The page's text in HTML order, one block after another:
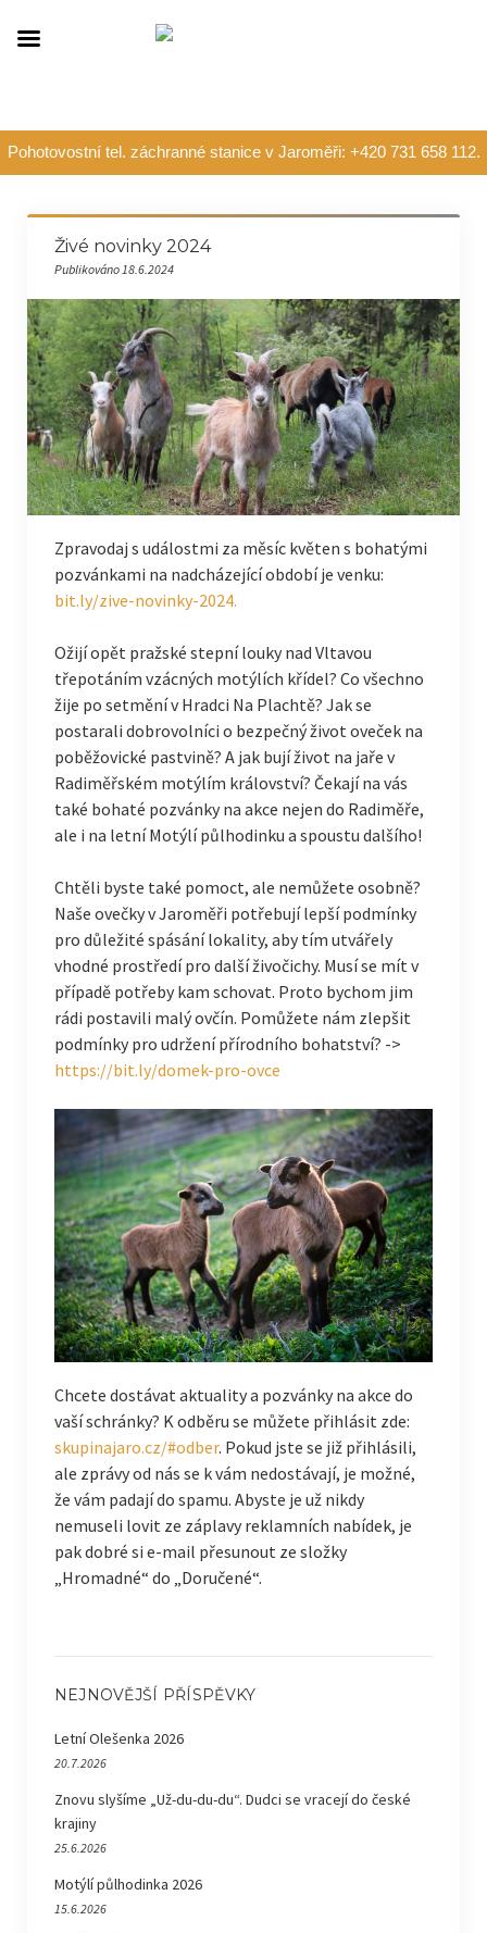
Pohotovostní tel. záchranné stanice v Jaroměři: +420 731 658 112.
Živé novinky 2024
Publikováno 18.6.2024
Zpravodaj s událostmi za měsíc květen s bohatými
pozvánkami na nadcházející období je venku:
bit.ly/zive-novinky-2024.
Ožijí opět pražské stepní louky nad Vltavou
třepotáním vzácných motýlích křídel? Co všechno
žije po setmění v Hradci Na Plachtě? Jak se
postarali dobrovolníci o bezpečný život oveček na
poběžovické pastvině? A jak bují život na jaře v
Radiměřském motýlím království? Čekají na vás
také bohaté pozvánky na akce nejen do Radiměře,
ale i na letní Motýlí půlhodinku a spoustu dalšího!
Chtěli byste také pomoct, ale nemůžete osobně?
Naše ovečky v Jaroměři potřebují lepší podmínky
pro důležité spásání lokality, aby tím utvářely
vhodné prostředí pro další živočichy. Musí se mít v
případě potřeby kam schovat. Proto bychom jim
rádi postavili malý ovčín. Pomůžete nám zlepšit
podmínky pro udržení přírodního bohatství? ->
https://bit.ly/domek-pro-ovce
Chcete dostávat aktuality a pozvánky na akce do
vaší schránky? K odběru se můžete přihlásit zde:
skupinajaro.cz/#odber. Pokud jste se již přihlásili,
ale zprávy od nás se k vám nedostávají, je možné,
že vám padají do spamu. Abyste je už nikdy
nemuseli lovit ze záplavy reklamních nabídek, je
pak dobré si e-mail přesunout ze složky
„Hromadné“ do „Doručené“.
NEJNOVĚJŠÍ PŘÍSPĚVKY
Letní Olešenka 2026
20.7.2026
Znovu slyšíme „Už-du-du-du“. Dudci se vracejí do české
krajiny
25.6.2026
Motýlí půlhodinka 2026
15.6.2026